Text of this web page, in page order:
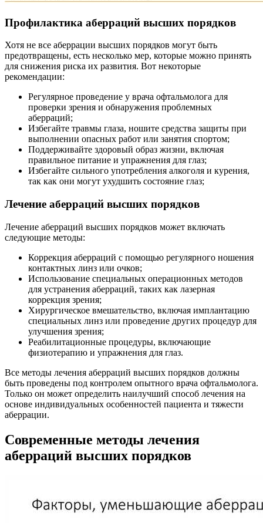
Профилактика аберраций высших порядков
Хотя не все аберрации высших порядков могут быть
предотвращены, есть несколько мер, которые можно принять
для снижения риска их развития. Вот некоторые
рекомендации:
Регулярное проведение у врача офтальмолога для
проверки зрения и обнаружения проблемных
аберраций;
Избегайте травмы глаза, ношите средства защиты при
выполнении опасных работ или занятия спортом;
Поддерживайте здоровый образ жизни, включая
правильное питание и упражнения для глаз;
Избегайте сильного употребления алкоголя и курения,
так как они могут ухудшить состояние глаз;
Лечение аберраций высших порядков
Лечение аберраций высших порядков может включать
следующие методы:
Коррекция аберраций с помощью регулярного ношения
контактных линз или очков;
Использование специальных операционных методов
для устранения аберраций, таких как лазерная
коррекция зрения;
Хирургическое вмешательство, включая имплантацию
специальных линз или проведение других процедур для
улучшения зрения;
Реабилитационные процедуры, включающие
физиотерапию и упражнения для глаз.
Все методы лечения аберраций высших порядков должны
быть проведены под контролем опытного врача офтальмолога.
Только он может определить наилучший способ лечения на
основе индивидуальных особенностей пациента и тяжести
аберрации.
Современные методы лечения
аберраций высших порядков